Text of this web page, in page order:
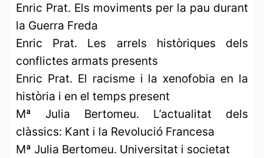
Enric Prat. Els moviments per la pau durant
la Guerra Freda
Enric Prat. Les arrels històriques dels
conflictes armats presents
Enric Prat. El racisme i la xenofobia en la
història i en el temps present
Mª Julia Bertomeu. L’actualitat dels
clàssics: Kant i la Revolució Francesa
Mª Julia Bertomeu. Universitat i societat